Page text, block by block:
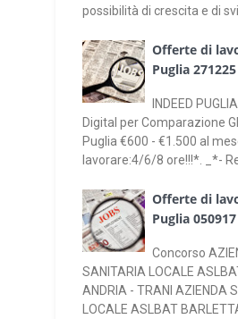
possibilità di crescita e di
Offerte di
Puglia 271225
INDEED
Digital per Comparazione
Puglia €600 - €1.500 al
lavorare:4/6/8 ore!!!*. _*-
Offerte di
Puglia 050917
Concorso
SANITARIA LOCALE
ANDRIA - TRANI AZIENDA
LOCALE ASLBAT